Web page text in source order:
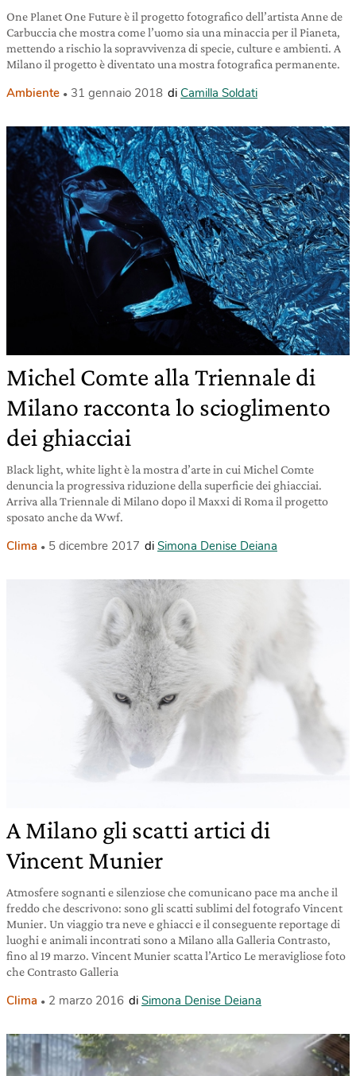
One Planet One Future è il progetto fotografico dell’artista Anne de
Carbuccia che mostra come l’uomo sia una minaccia per il Pianeta,
mettendo a rischio la sopravvivenza di specie, culture e ambienti. A
Milano il progetto è diventato una mostra fotografica permanente.
Ambiente 31 gennaio 2018 di Camilla Soldati
Michel Comte alla Triennale di
Milano racconta lo scioglimento
dei ghiacciai
Black light, white light è la mostra d’arte in cui Michel Comte
denuncia la progressiva riduzione della superficie dei ghiacciai.
Arriva alla Triennale di Milano dopo il Maxxi di Roma il progetto
sposato anche da Wwf.
Clima 5 dicembre 2017 di Simona Denise Deiana
A Milano gli scatti artici di
Vincent Munier
Atmosfere sognanti e silenziose che comunicano pace ma anche il
freddo che descrivono: sono gli scatti sublimi del fotografo Vincent
Munier. Un viaggio tra neve e ghiacci e il conseguente reportage di
luoghi e animali incontrati sono a Milano alla Galleria Contrasto,
fino al 19 marzo. Vincent Munier scatta l’Artico Le meravigliose foto
che Contrasto Galleria
Clima 2 marzo 2016 di Simona Denise Deiana